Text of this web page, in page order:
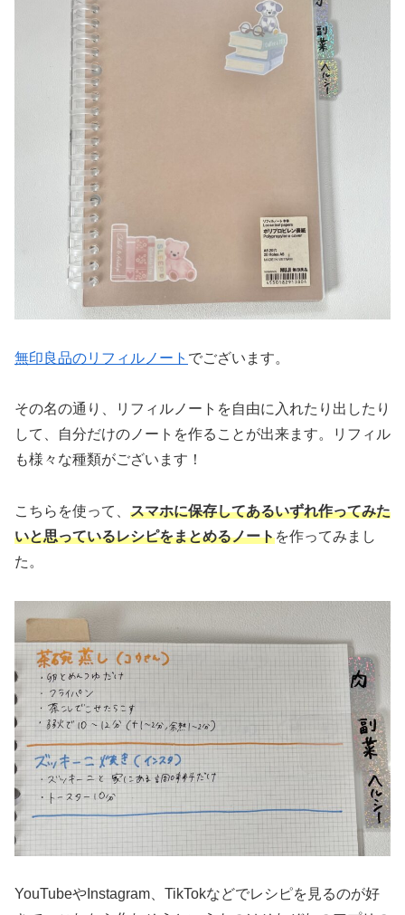
無印良品のリフィルノート でございます。
その名の通り、リフィルノートを自由に入れたり出したり
して、自分だけのノートを作ることが出来ます。リフィル
も様々な種類がございます！
こちらを使って、 スマホに保存してあるいずれ作ってみた
いと思っているレシピをまとめるノートを作ってみまし
た。
YouTubeやInstagram、TikTokなどでレシピを見るのが好